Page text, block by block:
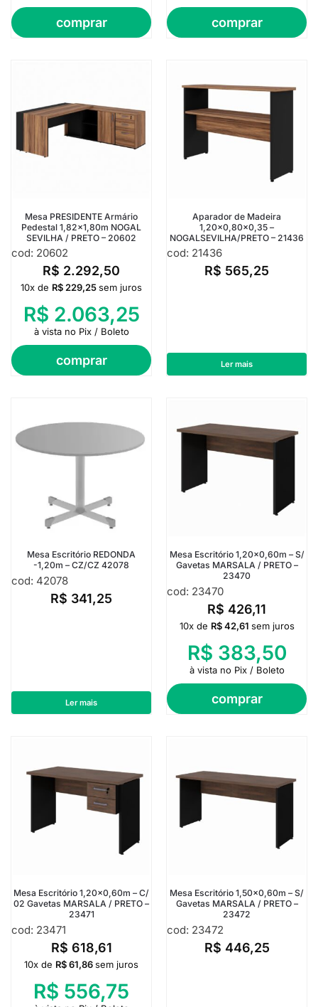
comprar comprar
Mesa PRESIDENTE Armário
Pedestal 1,82×1,80m NOGAL
SEVILHA / PRETO – 20602
cod: 20602
R$ 2.292,50
comprar
10x de R$229,25sem juros
R$ 2.063,25
à vista no Pix / Boleto
Aparador de Madeira
1,20×0,80×0,35 –
NOGALSEVILHA/PRETO – 21436
cod: 21436
R$ 565,25
Ler mais
Mesa Escritório REDONDA
-1,20m – CZ/CZ 42078
cod: 42078
R$ 341,25
Ler mais
Mesa Escritório 1,20×0,60m – S/
Gavetas MARSALA / PRETO –
23470
cod: 23470
R$ 426,11
comprar
10x de R$42,61 sem juros
R$ 383,50
à vista no Pix / Boleto
Mesa Escritório 1,20×0,60m – C/
02 Gavetas MARSALA / PRETO –
23471
cod: 23471
R$ 618,61
10x de R$61,86sem juros
R$ 556,75
Mesa Escritório 1,50×0,60m – S/
Gavetas MARSALA / PRETO –
23472
cod: 23472
R$ 446,25